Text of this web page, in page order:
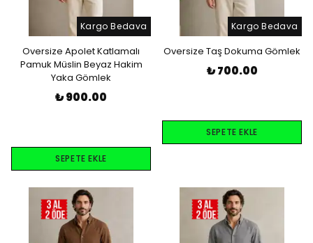
Kargo Bedava
Oversize Apolet Katlamalı
Pamuk Müslin Beyaz Hakim
Yaka Gömlek
₺ 900.00
SEPETE EKLE
Kargo Bedava
Oversize Taş Dokuma Gömlek
₺ 700.00
SEPETE EKLE